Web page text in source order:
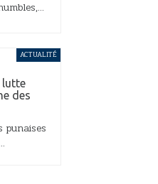
lutte
des
punaises
ACTUALITÉ